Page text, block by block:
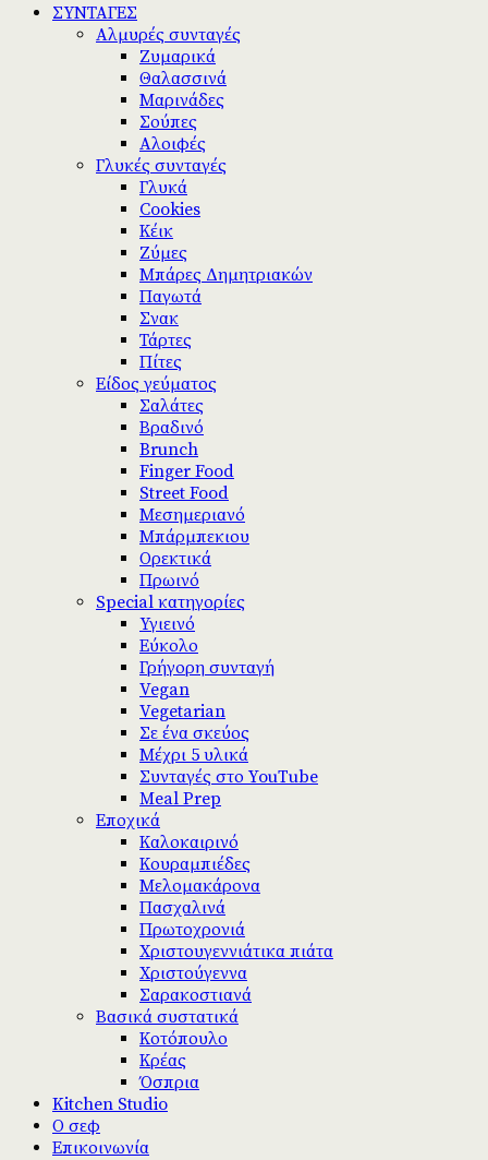
ΣΥΝΤΑΓΕΣ
Αλμυρές συνταγές
Ζυμαρικά
Θαλασσινά
Μαρινάδες
Σούπες
Αλοιφές
Γλυκές συνταγές
Γλυκά
Cookies
Κέικ
Ζύμες
Μπάρες Δημητριακών
Παγωτά
Σνακ
Τάρτες
Πίτες
Είδος γεύματος
Σαλάτες
Βραδινό
Brunch
Finger Food
Street Food
Μεσημεριανό
Μπάρμπεκιου
Ορεκτικά
Πρωινό
Special κατηγορίες
Υγιεινό
Εύκολο
Γρήγορη συνταγή
Vegan
Vegetarian
Σε ένα σκεύος
Μέχρι 5 υλικά
Συνταγές στο YouTube
Meal Prep
Εποχικά
Καλοκαιρινό
Κουραμπιέδες
Μελομακάρονα
Πασχαλινά
Πρωτοχρονιά
Χριστουγεννιάτικα πιάτα
Χριστούγεννα
Σαρακοστιανά
Βασικά συστατικά
Κοτόπουλο
Κρέας
Όσπρια
Kitchen Studio
Ο σεφ
Επικοινωνία